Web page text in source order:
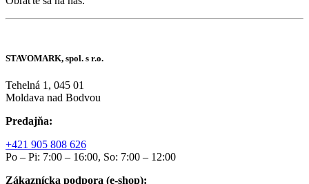
STAVOMARK, spol. s r.o.
Tehelná 1, 045 01
Moldava nad Bodvou
Predajňa:
+421 905 808 626
Po – Pi: 7:00 – 16:00, So: 7:00 – 12:00
Zákaznícka podpora (e-shop):